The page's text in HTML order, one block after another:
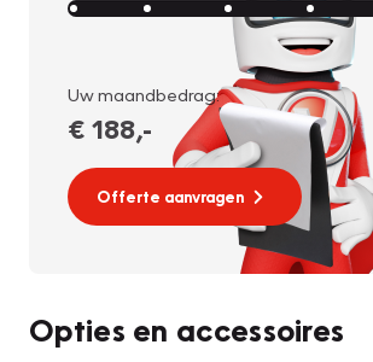
Uw maandbedrag:
€ 188,-
Offerte aanvragen
Opties en accessoires